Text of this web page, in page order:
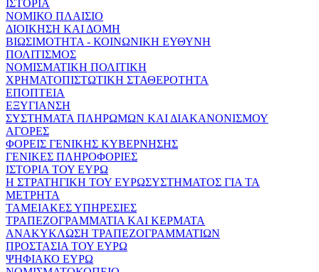
ΙΣΤΟΡΙΑ
ΝΟΜΙΚΟ ΠΛΑΙΣΙΟ
ΔΙΟΙΚΗΣΗ ΚΑΙ ΔΟΜΗ
ΒΙΩΣΙΜΟΤΗΤΑ - ΚΟΙΝΩΝΙΚΗ ΕΥΘΥΝΗ
ΠΟΛΙΤΙΣΜΟΣ
ΝΟΜΙΣΜΑΤΙΚΗ ΠΟΛΙΤΙΚΗ
ΧΡΗΜΑΤΟΠΙΣΤΩΤΙΚΗ ΣΤΑΘΕΡΟΤΗΤΑ
ΕΠΟΠΤΕΙΑ
ΕΞΥΓΙΑΝΣΗ
ΣΥΣΤΗΜΑΤΑ ΠΛΗΡΩΜΩΝ ΚΑΙ ΔΙΑΚΑΝΟΝΙΣΜΟΥ
ΑΓΟΡΕΣ
ΦΟΡΕΙΣ ΓΕΝΙΚΗΣ ΚΥΒΕΡΝΗΣΗΣ
ΓΕΝΙΚΕΣ ΠΛΗΡΟΦΟΡΙΕΣ
ΙΣΤΟΡΙΑ ΤΟΥ ΕΥΡΩ
Η ΣΤΡΑΤΗΓΙΚΗ ΤΟΥ ΕΥΡΩΣΥΣΤΗΜΑΤΟΣ ΓΙΑ ΤΑ
ΜΕΤΡΗΤΑ
ΤΑΜΕΙΑΚΕΣ ΥΠΗΡΕΣΙΕΣ
ΤΡΑΠΕΖΟΓΡΑΜΜΑΤΙΑ ΚΑΙ ΚΕΡΜΑΤΑ
ΑΝΑΚΥΚΛΩΣΗ ΤΡΑΠΕΖΟΓΡΑΜΜΑΤΙΩΝ
ΠΡΟΣΤΑΣΙΑ ΤΟΥ ΕΥΡΩ
ΨΗΦΙΑΚΟ ΕΥΡΩ